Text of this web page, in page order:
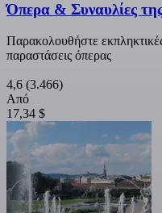
Όπερα & Συναυλίες
Παρακολουθήστε
παραστάσεις όπερας
4,6 (3.466)
Από
17,34 $